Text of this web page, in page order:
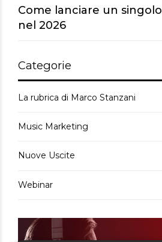
Come lanciare un singolo
nel 2026
Categorie
La rubrica di Marco Stanzani
Music Marketing
Nuove Uscite
Webinar